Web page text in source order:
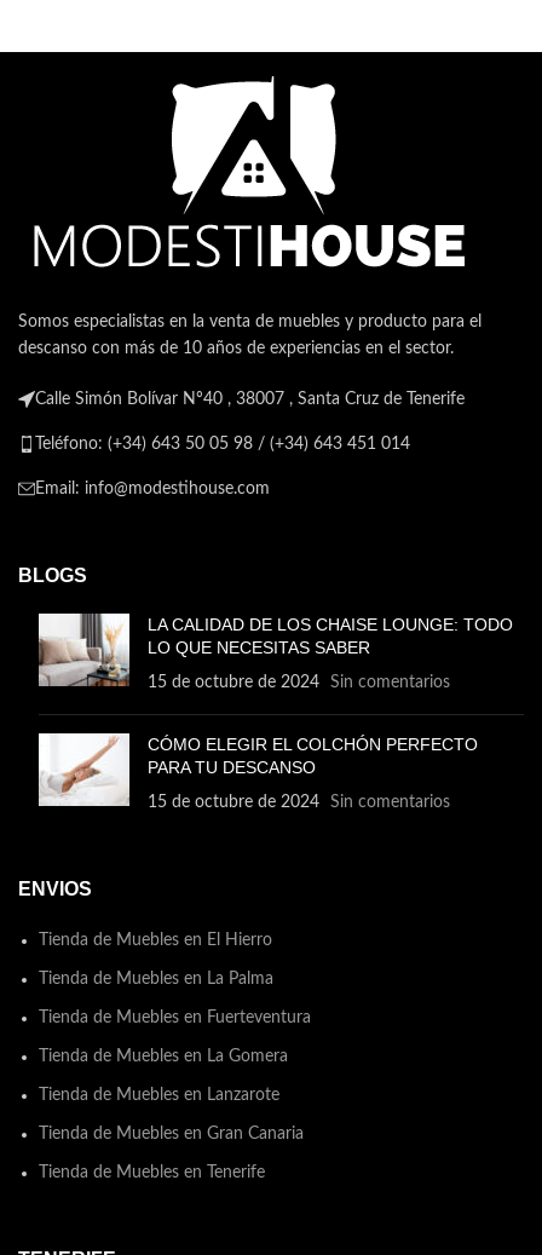
Somos especialistas en la venta de muebles y producto para el
descanso con más de 10 años de experiencias en el sector.
Calle Simón Bolívar Nº40 , 38007 , Santa Cruz de Tenerife
Teléfono: (+34) 643 50 05 98 / (+34) 643 451 014
Email: info@modestihouse.com
BLOGS
LA CALIDAD DE LOS CHAISE LOUNGE: TODO
LO QUE NECESITAS SABER
15 de octubre de 2024 Sin comentarios
CÓMO ELEGIR EL COLCHÓN PERFECTO
PARA TU DESCANSO
15 de octubre de 2024 Sin comentarios
ENVIOS
Tienda de Muebles en El Hierro
Tienda de Muebles en La Palma
Tienda de Muebles en Fuerteventura
Tienda de Muebles en La Gomera
Tienda de Muebles en Lanzarote
Tienda de Muebles en Gran Canaria
Tienda de Muebles en Tenerife